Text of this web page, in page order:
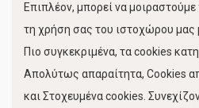
FOLLOW US
Επιπλέον, μπορεί να
τη χρήση σας του ιστοχώρου μας
Πιο συγκεκριμένα, τα cookies
Απολύτως απαραίτητα, Cookies
και Στοχευμένα cookies.